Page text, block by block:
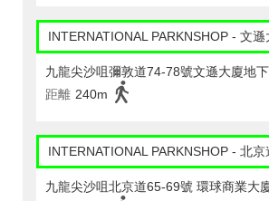
INTERNATIONAL PARKNSHOP - 文遜
九龍尖沙咀彌敦道74-78號文遜大廈地
距離 240m
INTERNATIONAL PARKNSHOP - 北
九龍尖沙咀北京道65-69號 環球商業大